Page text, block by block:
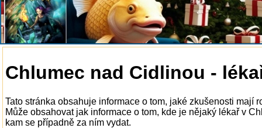
Chlumec nad Cidlinou -
Tato stránka obsahuje informace o tom, jaké zkušenosti mají
Může obsahovat jak informace o tom, kde je nějaký lékař v
kam se případně za ním vydat.